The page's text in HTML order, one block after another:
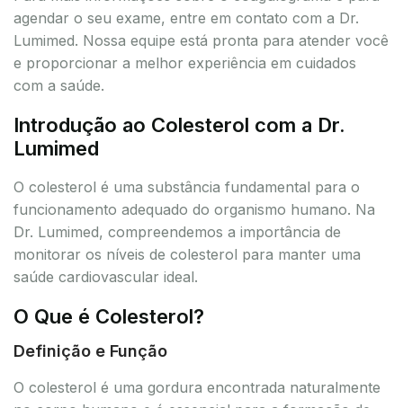
agendar o seu exame, entre em contato com a Dr.
Lumimed. Nossa equipe está pronta para atender você
e proporcionar a melhor experiência em cuidados
com a saúde.
Introdução ao Colesterol com a Dr.
Lumimed
O colesterol é uma substância fundamental para o
funcionamento adequado do organismo humano. Na
Dr. Lumimed, compreendemos a importância de
monitorar os níveis de colesterol para manter uma
saúde cardiovascular ideal.
O Que é Colesterol?
Definição e Função
O colesterol é uma gordura encontrada naturalmente